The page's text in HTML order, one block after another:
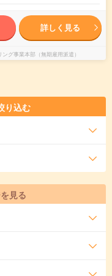
詳しく見る
グ事業本部（無期雇用派遣）
り込む
見る